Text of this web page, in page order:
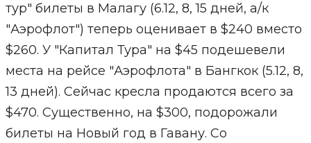
тур" билеты в Малагу (6.12, 8, 15 дней, а/к
"Аэрофлот") теперь оценивает в $240 вместо
$260. У "Капитал Тура" на $45 подешевели
места на рейсе "Аэрофлота" в Бангкок (5.12, 8,
13 дней). Сейчас кресла продаются всего за
$470. Существенно, на $300, подорожали
билеты на Новый год в Гавану. Со